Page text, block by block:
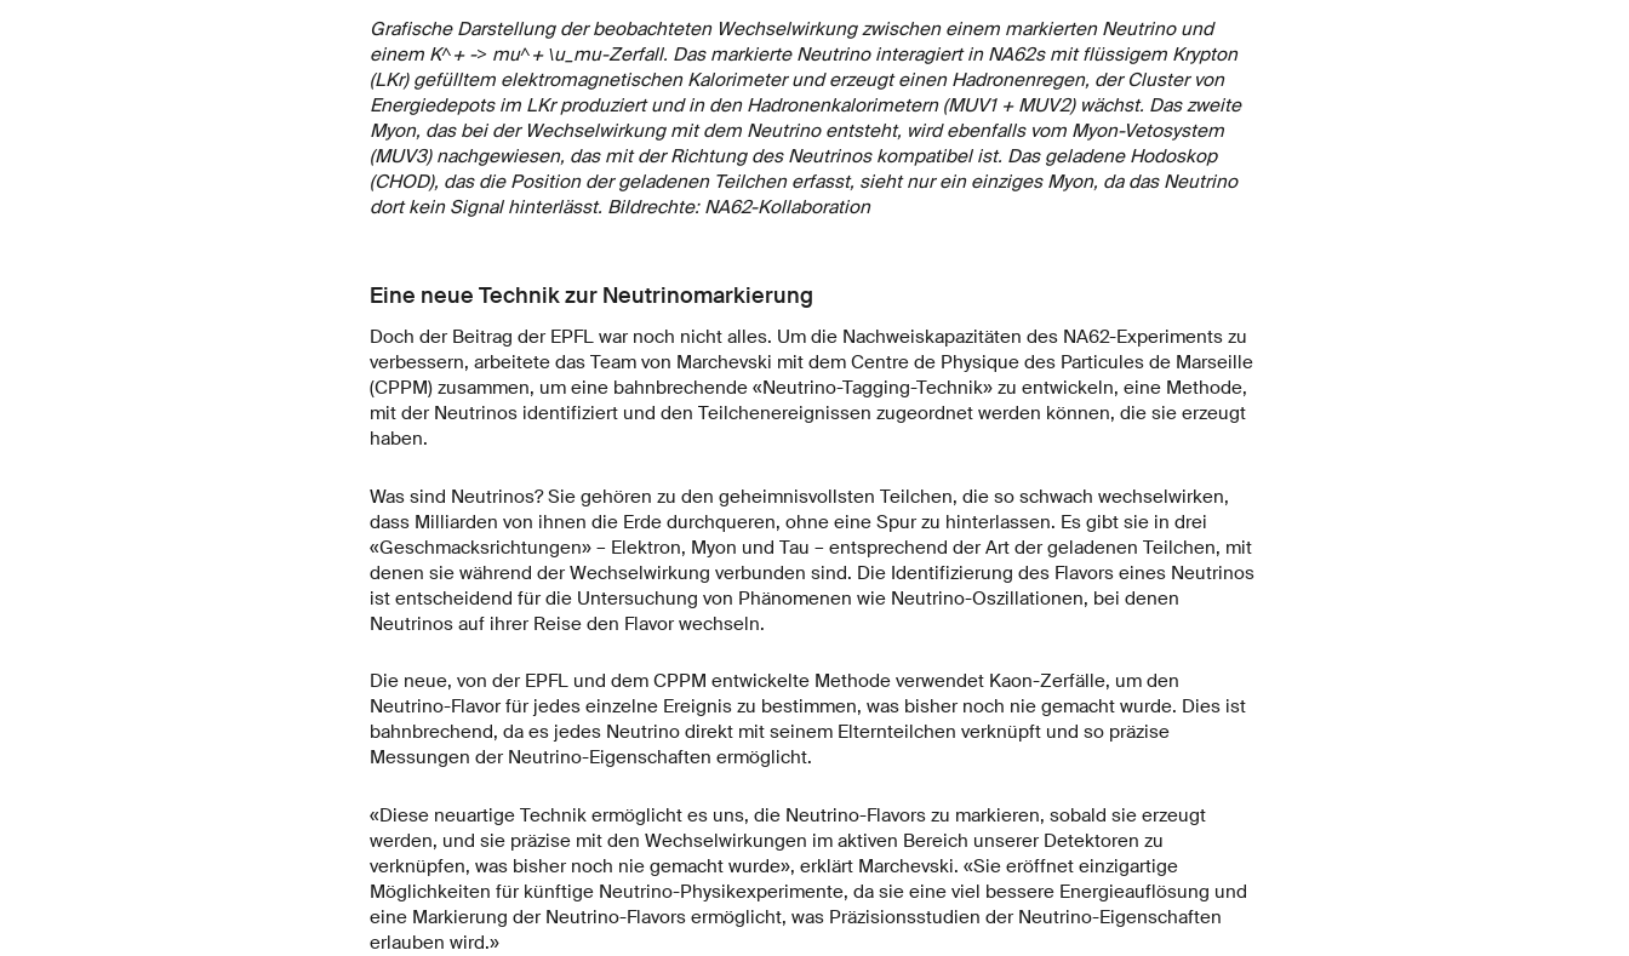
Grafische Darstellung der beobachteten Wechselwirkung zwischen einem markierten Neutrino und
einem K^+ -> mu^+ \u_mu-Zerfall. Das markierte Neutrino interagiert in NA62s mit flüssigem Krypton
(LKr) gefülltem elektromagnetischen Kalorimeter und erzeugt einen Hadronenregen, der Cluster von
Energiedepots im LKr produziert und in den Hadronenkalorimetern (MUV1 + MUV2) wächst. Das zweite
Myon, das bei der Wechselwirkung mit dem Neutrino entsteht, wird ebenfalls vom Myon-Vetosystem
(MUV3) nachgewiesen, das mit der Richtung des Neutrinos kompatibel ist. Das geladene Hodoskop
(CHOD), das die Position der geladenen Teilchen erfasst, sieht nur ein einziges Myon, da das Neutrino
dort kein Signal hinterlässt. Bildrechte: NA62-Kollaboration
Eine neue Technik zur Neutrinomarkierung
Doch der Beitrag der EPFL war noch nicht alles. Um die Nachweiskapazitäten des NA62-Experiments zu
verbessern, arbeitete das Team von Marchevski mit dem Centre de Physique des Particules de Marseille
(CPPM) zusammen, um eine bahnbrechende «Neutrino-Tagging-Technik» zu entwickeln, eine Methode,
mit der Neutrinos identifiziert und den Teilchenereignissen zugeordnet werden können, die sie erzeugt
haben.
Was sind Neutrinos? Sie gehören zu den geheimnisvollsten Teilchen, die so schwach wechselwirken,
dass Milliarden von ihnen die Erde durchqueren, ohne eine Spur zu hinterlassen. Es gibt sie in drei
«Geschmacksrichtungen» – Elektron, Myon und Tau – entsprechend der Art der geladenen Teilchen, mit
denen sie während der Wechselwirkung verbunden sind. Die Identifizierung des Flavors eines Neutrinos
ist entscheidend für die Untersuchung von Phänomenen wie Neutrino-Oszillationen, bei denen
Neutrinos auf ihrer Reise den Flavor wechseln.
Die neue, von der EPFL und dem CPPM entwickelte Methode verwendet Kaon-Zerfälle, um den
Neutrino-Flavor für jedes einzelne Ereignis zu bestimmen, was bisher noch nie gemacht wurde. Dies ist
bahnbrechend, da es jedes Neutrino direkt mit seinem Elternteilchen verknüpft und so präzise
Messungen der Neutrino-Eigenschaften ermöglicht.
«Diese neuartige Technik ermöglicht es uns, die Neutrino-Flavors zu markieren, sobald sie erzeugt
werden, und sie präzise mit den Wechselwirkungen im aktiven Bereich unserer Detektoren zu
verknüpfen, was bisher noch nie gemacht wurde», erklärt Marchevski. «Sie eröffnet einzigartige
Möglichkeiten für künftige Neutrino-Physikexperimente, da sie eine viel bessere Energieauflösung und
eine Markierung der Neutrino-Flavors ermöglicht, was Präzisionsstudien der Neutrino-Eigenschaften
erlauben wird.»